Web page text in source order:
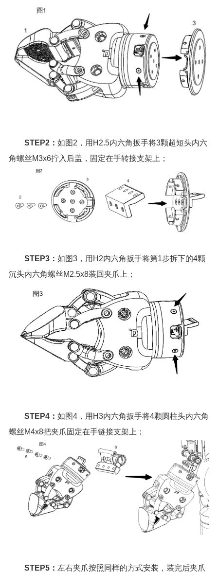
STEP2： 如图2，用H2.5内六角扳手将3颗超短头内六
角螺丝M3x6拧入后盖，固定在手转接支架上；
STEP3： 如图3，用H2内六角扳手将第1步拆下的4颗
沉头内六角螺丝M2.5x8装回夹爪上；
STEP4： 如图4，用H3内六角扳手将4颗圆柱头内六角
螺丝M4x8把夹爪固定在手链接支架上；
STEP5： 左右夹爪按照同样的方式安装，装完后夹爪